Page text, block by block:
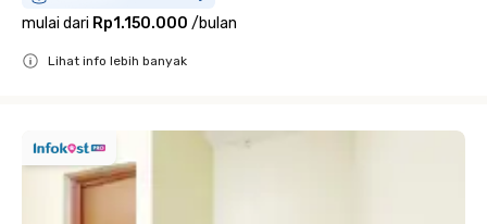
mulai dari Rp1.150.000 /bulan
Lihat info lebih banyak